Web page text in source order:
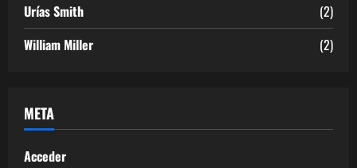
Urías Smith
(2)
William Miller
(2)
META
Acceder